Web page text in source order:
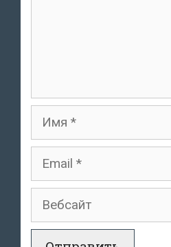
Имя
Email
Вебсайт